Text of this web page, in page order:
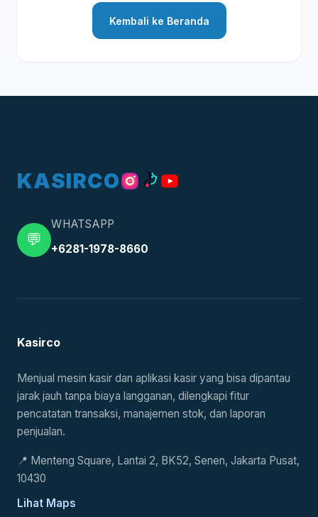
Kembali ke Beranda
KASIRCO
💬
WHATSAPP
+6281-1978-8660
Kasirco
Menjual mesin kasir dan aplikasi kasir yang bisa dipantau
jarak jauh tanpa biaya langganan, dilengkapi fitur
pencatatan transaksi, manajemen stok, dan laporan
penjualan.
📍 Menteng Square, Lantai 2, BK52, Senen, Jakarta Pusat,
10430
Lihat Maps